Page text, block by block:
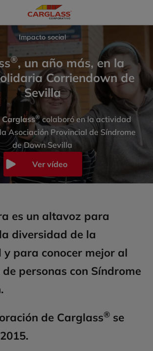
Impacto social
®, un año más, en la
Corriendown de
Sevilla
Carglass®colaboró en la actividad
Asociación Provincial de Síndrome
de Down Sevilla
Ver vídeo
es un altavoz para
diversidad de la
y para conocer mejor al
personas con Síndrome
de Carglass® se